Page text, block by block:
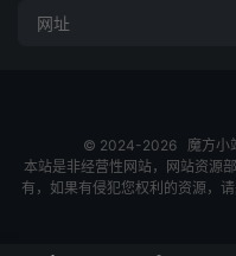
© 2024-2026 魔方小
本站是非经营性网站，网站资源
有，如果有侵犯您权利的资源，